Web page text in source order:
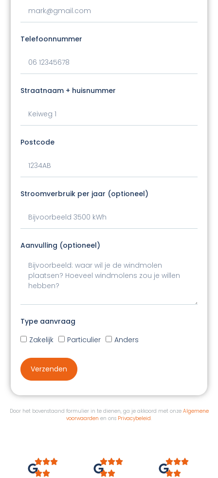
Telefoonnummer
Straatnaam + huisnummer
Postcode
Stroomverbruik per jaar (optioneel)
Aanvulling (optioneel)
Type aanvraag
Zakelijk
Particulier Anders
Verzenden
Door het bovenstaand formulier in te dienen, ga je akkoord met onze Algemene
voorwaarden en ons Privacybeleid.